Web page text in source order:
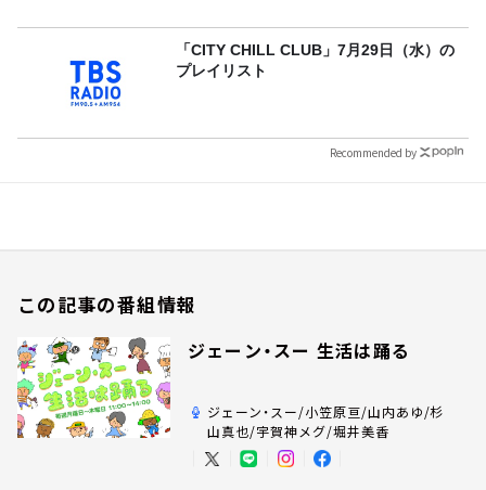
「CITY CHILL CLUB」7月29日（水）の
プレイリスト
Recommended by
この記事の番組情報
ジェーン・スー 生活は踊る
ジェーン・スー/小笠原亘/山内あゆ/杉
山真也/宇賀神メグ/堀井美香